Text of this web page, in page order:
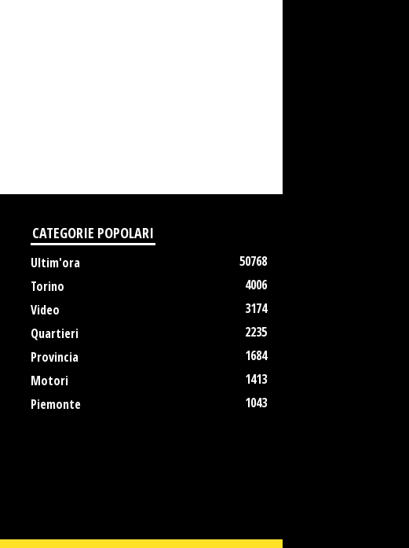
CATEGORIE POPOLARI
Ultim'ora
50768
Torino
4006
Video
3174
Quartieri
2235
Provincia
1684
Motori
1413
Piemonte
1043